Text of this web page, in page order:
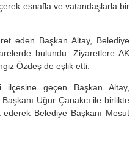
esnafla ve vatandaşlarla bir
eden Başkan Altay, Belediye
bulundu. Ziyaretlere AK
Özdeş de eşlik etti.
ilçesine geçen Başkan Altay,
Uğur Çanakcı ile birlikte
Belediye Başkanı Mesut